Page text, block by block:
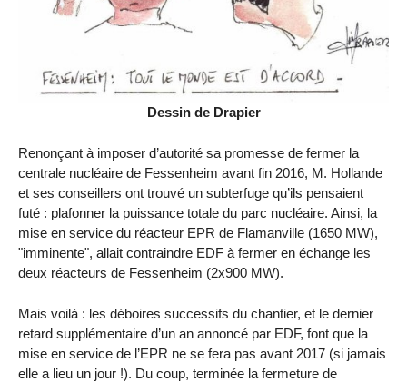
Dessin de Drapier
Renonçant à imposer d’autorité sa promesse de fermer la
centrale nucléaire de Fessenheim avant fin 2016, M. Hollande
et ses conseillers ont trouvé un subterfuge qu’ils pensaient
futé : plafonner la puissance totale du parc nucléaire. Ainsi, la
mise en service du réacteur EPR de Flamanville (1650 MW),
"imminente", allait contraindre EDF à fermer en échange les
deux réacteurs de Fessenheim (2x900 MW).
Mais voilà : les déboires successifs du chantier, et le dernier
retard supplémentaire d’un an annoncé par EDF, font que la
mise en service de l’EPR ne se fera pas avant 2017 (si jamais
elle a lieu un jour !). Du coup, terminée la fermeture de